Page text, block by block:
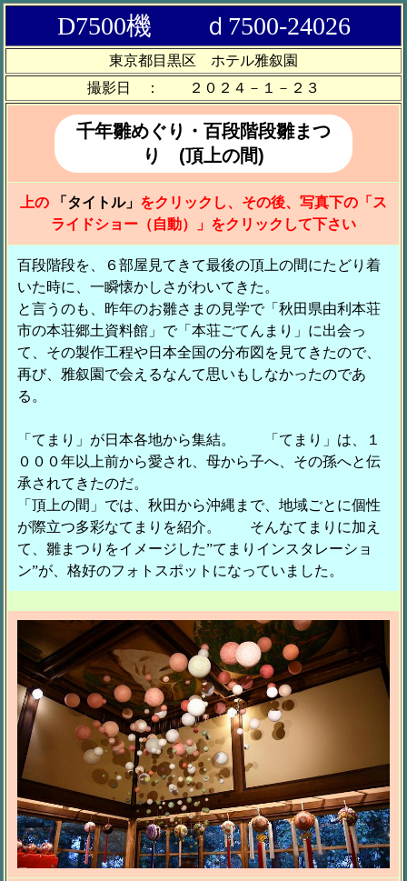
D7500機 ｄ7500-24026
東京都目黒区 ホテル雅叙園
撮影日 ： ２０２４－１－２３
千年雛めぐり・百段階段雛まつ
り (頂上の間)
上の 「タイトル」 をクリックし、その後、写真下の「ス
ライドショー（自動）」をクリックして下さい
百段階段を、６部屋見てきて最後の頂上の間にたどり着
いた時に、一瞬懐かしさがわいてきた。
と言うのも、昨年のお雛さまの見学で「秋田県由利本荘
市の本荘郷土資料館」で「本荘ごてんまり」に出会っ
て、その製作工程や日本全国の分布図を見てきたので、
再び、雅叙園で会えるなんて思いもしなかったのであ
る。
「てまり」が日本各地から集結。 「てまり」は、１
０００年以上前から愛され、母から子へ、その孫へと伝
承されてきたのだ。
「頂上の間」では、秋田から沖縄まで、地域ごとに個性
が際立つ多彩なてまりを紹介。 そんなてまりに加え
て、雛まつりをイメージした”てまりインスタレーショ
ン”が、格好のフォトスポットになっていました。